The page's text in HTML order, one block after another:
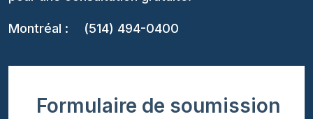
Montréal : (514) 494-0400
Formulaire de soumission